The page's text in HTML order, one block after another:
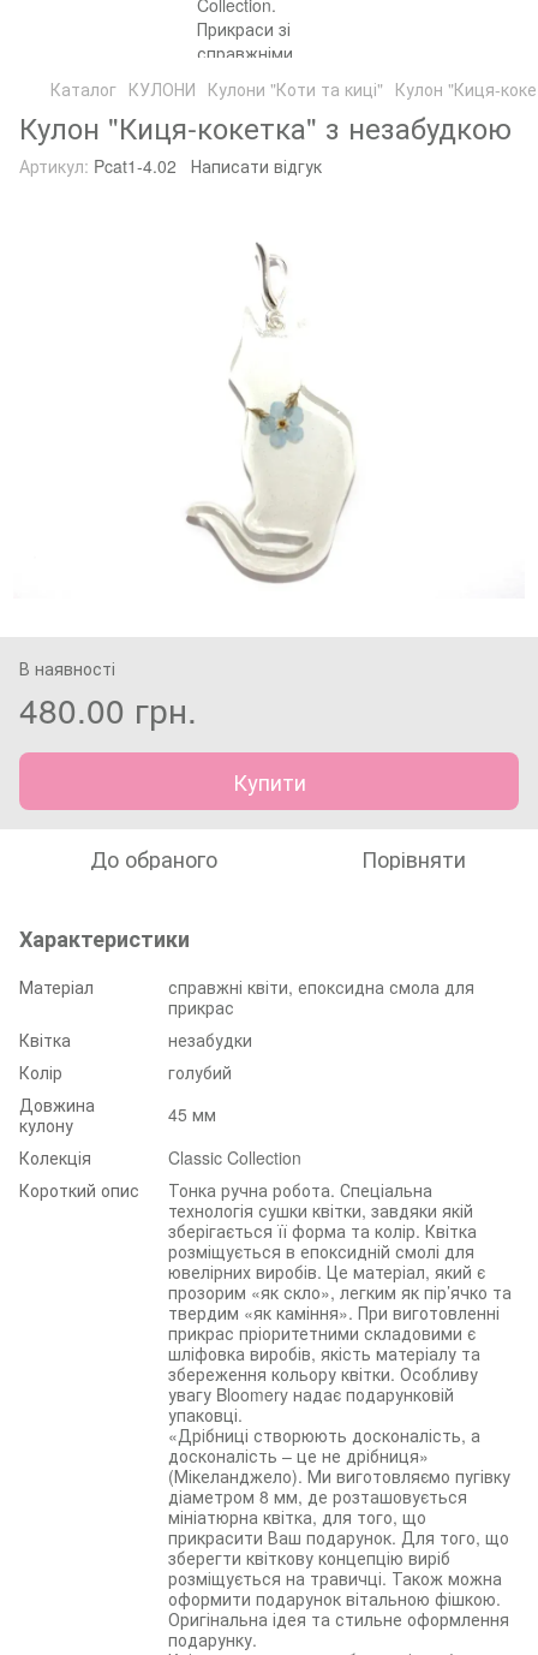
Каталог КУЛОНИ Кулони "Коти та киці" Кулон "Киця-
Кулон "Киця-кокетка" з незабудкою
Артикул: Pcat1-4.02 Написати відгук
В наявності
480.00 грн.
Купити
До обраного Порівняти
Характеристики
Матеріал
справжні квіти, епоксидна смола для
прикрас
Квітка
незабудки
Колір
голубий
Довжина
кулону
45 мм
Колекція
Classic Collection
Короткий опис
Тонка ручна робота. Спеціальна
технологія сушки квітки, завдяки якій
зберігається її форма та колір. Квітка
розміщується в епоксидній смолі для
ювелірних виробів. Це матеріал, який є
прозорим «як скло», легким як пір’ячко та
твердим «як каміння». При виготовленні
прикрас пріоритетними складовими є
шліфовка виробів, якість матеріалу та
збереження кольору квітки. Особливу
увагу Bloomery надає подарунковій
упаковці.
«Дрібниці створюють досконалість, а
досконалість – це не дрібниця»
(Мікеланджело). Ми виготовляємо пугівку
діаметром 8 мм, де розташовується
мініатюрна квітка, для того, що
прикрасити Ваш подарунок. Для того, що
зберегти квіткову концепцію виріб
розміщується на травичці. Також можна
оформити подарунок вітальною фішкою.
Оригінальна ідея та стильне оформлення
подарунку.